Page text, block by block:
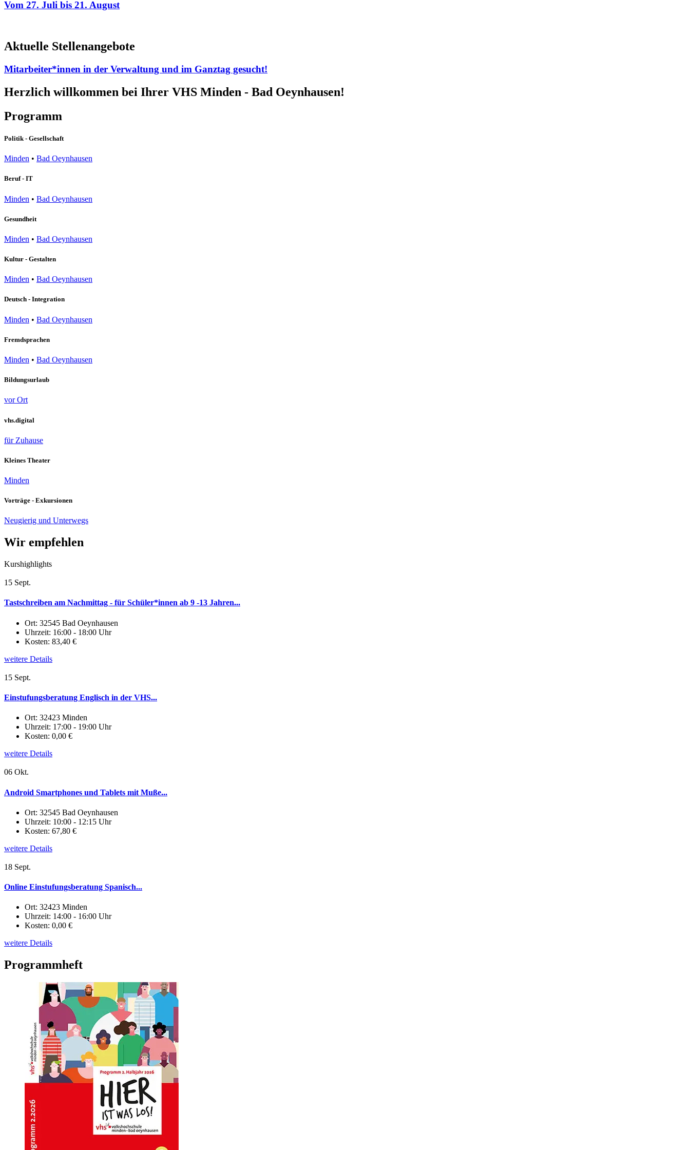
Vom 27. Juli bis 21. August
Aktuelle Stellenangebote
Mitarbeiter*innen in der Verwaltung und im Ganztag gesucht!
Herzlich willkommen bei Ihrer VHS Minden - Bad Oeynhausen!
Programm
Politik - Gesellschaft
Minden • Bad Oeynhausen
Beruf - IT
Minden • Bad Oeynhausen
Gesundheit
Minden • Bad Oeynhausen
Kultur - Gestalten
Minden • Bad Oeynhausen
Deutsch - Integration
Minden • Bad Oeynhausen
Fremdsprachen
Minden • Bad Oeynhausen
Bildungsurlaub
vor Ort
vhs.digital
für Zuhause
Kleines Theater
Minden
Vorträge - Exkursionen
Neugierig und Unterwegs
Wir empfehlen
Kurshighlights
15 Sept.
Tastschreiben am Nachmittag - für Schüler*innen ab 9 -13 Jahren...
Ort: 32545 Bad Oeynhausen
Uhrzeit: 16:00 - 18:00 Uhr
Kosten: 83,40 €
weitere Details
15 Sept.
Einstufungsberatung Englisch in der VHS...
Ort: 32423 Minden
Uhrzeit: 17:00 - 19:00 Uhr
Kosten: 0,00 €
weitere Details
06 Okt.
Android Smartphones und Tablets mit Muße...
Ort: 32545 Bad Oeynhausen
Uhrzeit: 10:00 - 12:15 Uhr
Kosten: 67,80 €
weitere Details
18 Sept.
Online Einstufungsberatung Spanisch...
Ort: 32423 Minden
Uhrzeit: 14:00 - 16:00 Uhr
Kosten: 0,00 €
weitere Details
Programmheft